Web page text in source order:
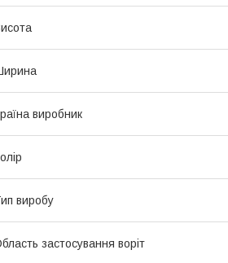
виробник
виробу
застосування воріт